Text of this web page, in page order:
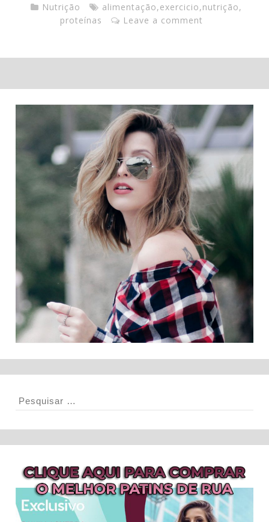
Nutrição alimentação,exercicio,nutrição,
proteínas
Leave a comment